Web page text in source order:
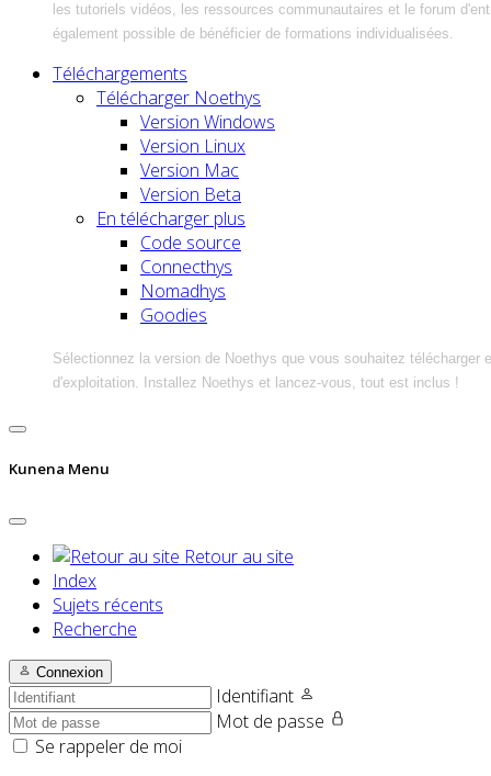
les tutoriels vidéos, les ressources communautaires et le forum
également possible de bénéficier de formations individualisées.
Téléchargements
Télécharger Noethys
Version Windows
Version Linux
Version Mac
Version Beta
En télécharger plus
Code source
Connecthys
Nomadhys
Goodies
Sélectionnez la version de Noethys que vous souhaitez télécharger
d'exploitation. Installez Noethys et lancez-vous, tout est inclus !
Kunena Menu
Retour au site
Index
Sujets récents
Recherche
Connexion
Identifiant
Mot de passe
Se rappeler de moi